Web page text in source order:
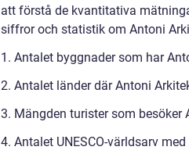
att förstå de kvantitativa
siffror och statistik om Antoni
1. Antalet byggnader som har
2. Antalet länder där Antoni
3. Mängden turister som
4. Antalet UNESCO-världsarv